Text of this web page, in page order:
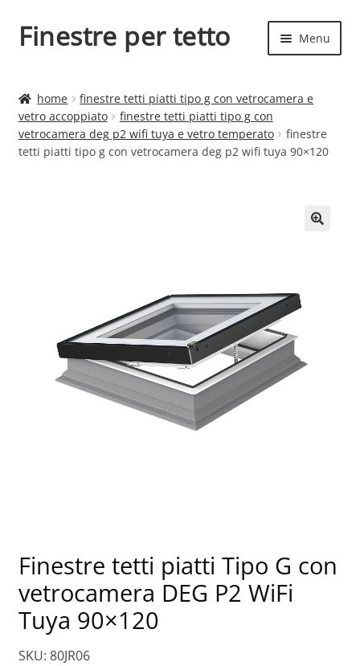
Vai
alla
Vai
alFinestre per tetto Menu
child
Finestre
il
menu
home
finestre tetti piatti tipo g con vetrocamera e
vetro accoppiato
finestre tetti piatti tipo g con
vetrocamera deg p2 wifi tuya e vetro temperato
finestre
tetti piatti tipo g con vetrocamera deg p2 wifi tuya 90×120
Finestre tetti piatti Tipo G con
vetrocamera DEG P2 WiFi
Tuya 90×120
SKU: 80JR06